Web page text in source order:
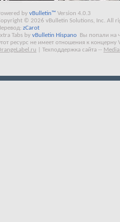
by vBulletin™ Version 4.0.3
© 2026 vBulletin Solutions, Inc. All
zCarot
Tabs by vBulletin Hispano
Вы попали на
ресурс не имеет отношения к концерну
Техподдержка сайта --